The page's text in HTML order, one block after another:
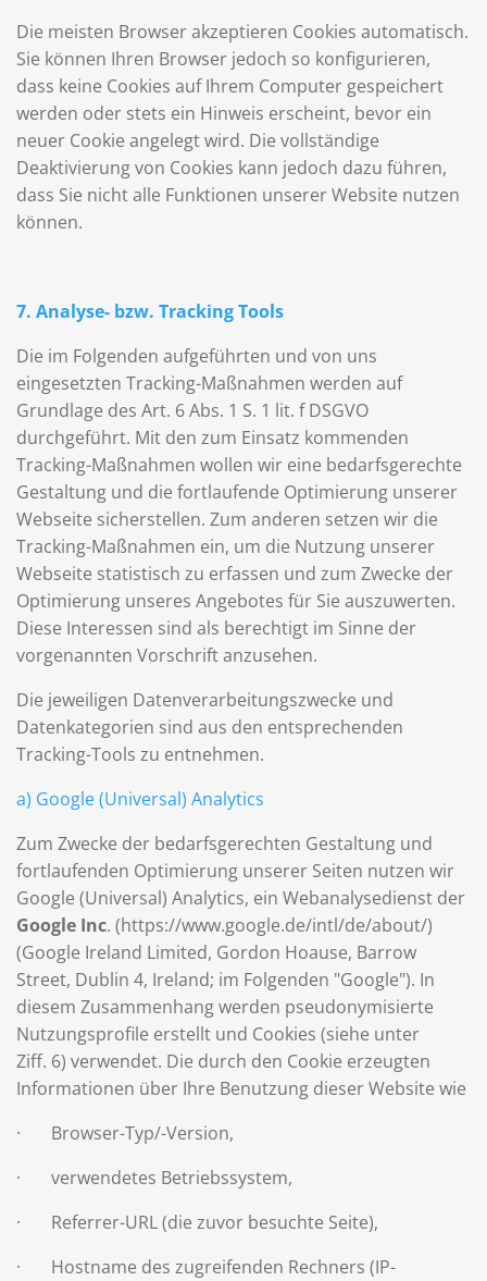
Die meisten Browser akzeptieren Cookies automatisch.
Sie können Ihren Browser jedoch so konfigurieren,
dass keine Cookies auf Ihrem Computer gespeichert
werden oder stets ein Hinweis erscheint, bevor ein
neuer Cookie angelegt wird. Die vollständige
Deaktivierung von Cookies kann jedoch dazu führen,
dass Sie nicht alle Funktionen unserer Website nutzen
können.
7. Analyse- bzw. Tracking Tools
Die im Folgenden aufgeführten und von uns
eingesetzten Tracking-Maßnahmen werden auf
Grundlage des Art. 6 Abs. 1 S. 1 lit. f DSGVO
durchgeführt. Mit den zum Einsatz kommenden
Tracking-Maßnahmen wollen wir eine bedarfsgerechte
Gestaltung und die fortlaufende Optimierung unserer
Webseite sicherstellen. Zum anderen setzen wir die
Tracking-Maßnahmen ein, um die Nutzung unserer
Webseite statistisch zu erfassen und zum Zwecke der
Optimierung unseres Angebotes für Sie auszuwerten.
Diese Interessen sind als berechtigt im Sinne der
vorgenannten Vorschrift anzusehen.
Die jeweiligen Datenverarbeitungszwecke und
Datenkategorien sind aus den entsprechenden
Tracking-Tools zu entnehmen.
a) Google (Universal) Analytics
Zum Zwecke der bedarfsgerechten Gestaltung und
fortlaufenden Optimierung unserer Seiten nutzen wir
Google (Universal) Analytics, ein Webanalysedienst der
Google Inc. (https://www.google.de/intl/de/about/)
(Google Ireland Limited, Gordon Hoause, Barrow
Street, Dublin 4, Ireland; im Folgenden "Google"). In
diesem Zusammenhang werden pseudonymisierte
Nutzungsprofile erstellt und Cookies (siehe unter
Ziff. 6) verwendet. Die durch den Cookie erzeugten
Informationen über Ihre Benutzung dieser Website wie
· Browser-Typ/-Version,
· verwendetes Betriebssystem,
· Referrer-URL (die zuvor besuchte Seite),
· Hostname des zugreifenden Rechners (IP-